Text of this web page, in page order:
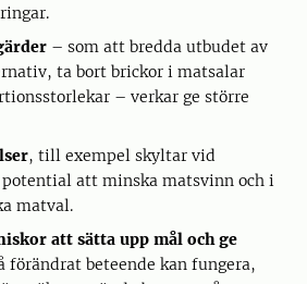
– som att bredda utbudet av
ta bort brickor i matsalar
– verkar ge större
, till exempel skyltar vid
att minska matsvinn och i
matval.
att sätta upp mål och ge
förändrat beteende kan fungera,